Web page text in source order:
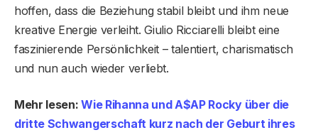
hoffen, dass die Beziehung stabil bleibt und ihm neue
kreative Energie verleiht. Giulio Ricciarelli bleibt eine
faszinierende Persönlichkeit – talentiert, charismatisch
und nun auch wieder verliebt.
Mehr lesen:Wie Rihanna und A$AP Rocky über die
dritte Schwangerschaft kurz nach der Geburt ihres